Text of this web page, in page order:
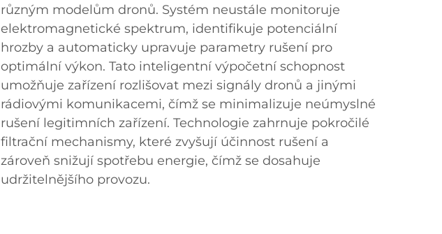
různým modelům dronů. Systém neustále monitoruje
elektromagnetické spektrum, identifikuje potenciální
hrozby a automaticky upravuje parametry rušení pro
optimální výkon. Tato inteligentní výpočetní schopnost
umožňuje zařízení rozlišovat mezi signály dronů a jinými
rádiovými komunikacemi, čímž se minimalizuje neúmyslné
rušení legitimních zařízení. Technologie zahrnuje pokročilé
filtrační mechanismy, které zvyšují účinnost rušení a
zároveň snižují spotřebu energie, čímž se dosahuje
udržitelnějšího provozu.